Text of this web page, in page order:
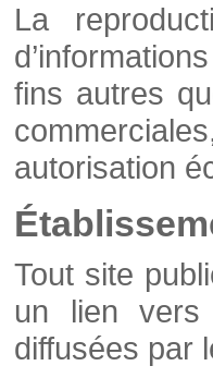
La
fins autres
autorisation
Tout site
un lien vers
diffusées par